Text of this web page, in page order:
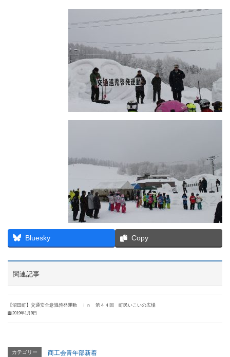
Bluesky Copy
関連記事
【沼田町】交通安全意識啓発運動 ｉｎ 第４４回 町民いこいの広場
2019年1月9日
カテゴリー 商工会青年部新着